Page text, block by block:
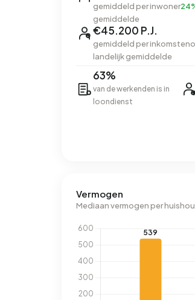
gemiddeld per inwoner
gemiddelde
€45.200 P.J.
gemiddeld per
landelijk gemiddelde
63%
van de werkenden is in
loondienst
Vermogen
Mediaan vermogen per